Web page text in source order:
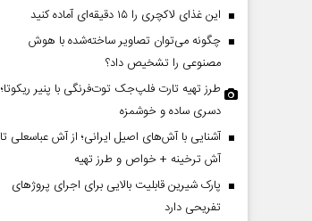
این غذای لاکچری را ۱۵ دقیقه‌ای آماده کنید
چگونه می‌توان تصاویر ساخته‌شده با هوش
مصنوعی را تشخیص داد؟
طرز تهیه تارت فلپ‌جک توت‌فرنگی با پنیر ریکوتا؛
دسری ساده و خوشمزه
آشنایی با آش‌های اصیل ایرانی؛ از آش عباسعلی تا
آش ترخینه + خواص و طرز تهیه
پارک شیرین قابلیت‌ بالایی برای اجرای پروژهای
تفریحی دارد